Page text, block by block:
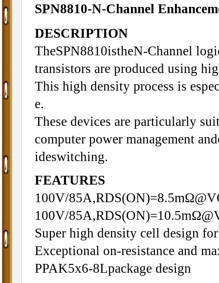
SPN8810-N-Channel
DESCRIPTION
TheSPN8810istheN-Channel
transistors are produced using
This high density process is
e.
These devices are particularly
computer power management
ideswitching.
FEATURES
100V/
100V/
Super high density cell design
Exceptional on-resistance and
PPAK5x6-8Lpackage design